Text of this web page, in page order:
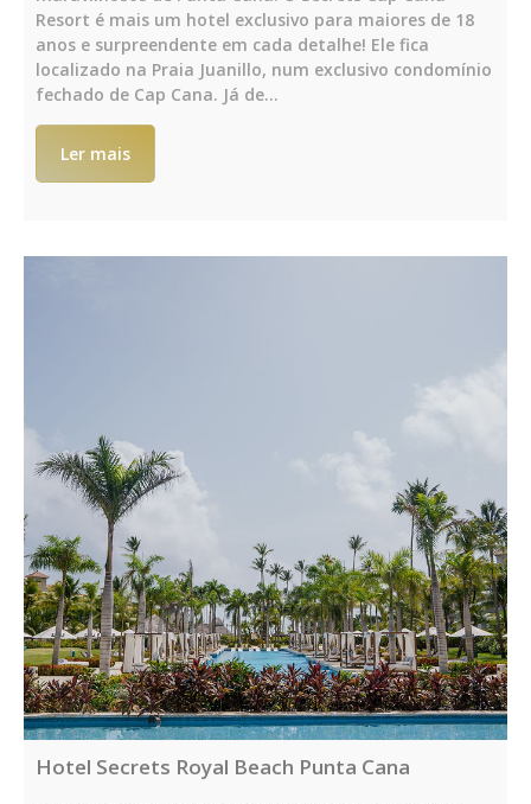
Resort é mais um hotel exclusivo para maiores de 18
anos e surpreendente em cada detalhe! Ele fica
localizado na Praia Juanillo, num exclusivo condomínio
fechado de Cap Cana. Já de…
Ler mais
Hotel Secrets Royal Beach Punta Cana